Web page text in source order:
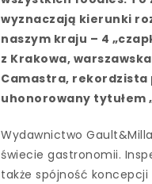
wyznaczają kierunki
naszym kraju – 4
z Krakowa,
Camastra, rekordzista
uhonorowany tytułem
Wydawnictwo
świecie gastronomii.
także spójność